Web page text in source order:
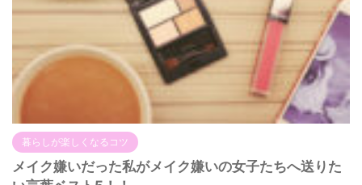
暮らしが楽しくなるコツ
メイク嫌いだった私がメイク嫌いの女子たちへ送りた